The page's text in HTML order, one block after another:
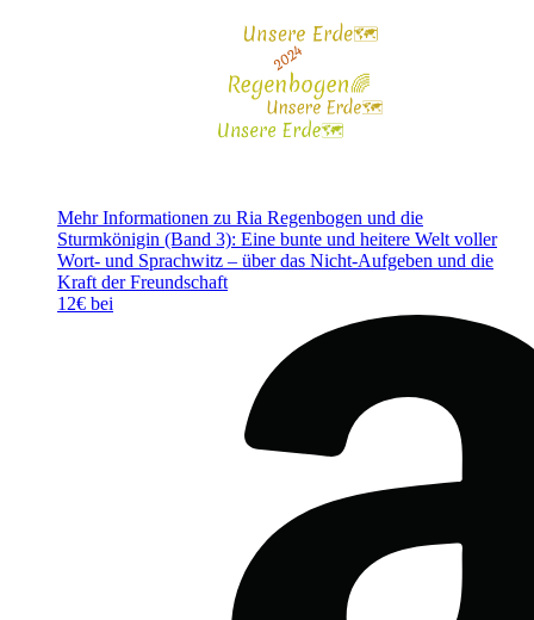
Mehr Informationen zu Ria Regenbogen und die
Sturmkönigin (Band 3): Eine bunte und heitere Welt voller
Wort- und Sprachwitz – über das Nicht-Aufgeben und die
Kraft der Freundschaft
12€ bei